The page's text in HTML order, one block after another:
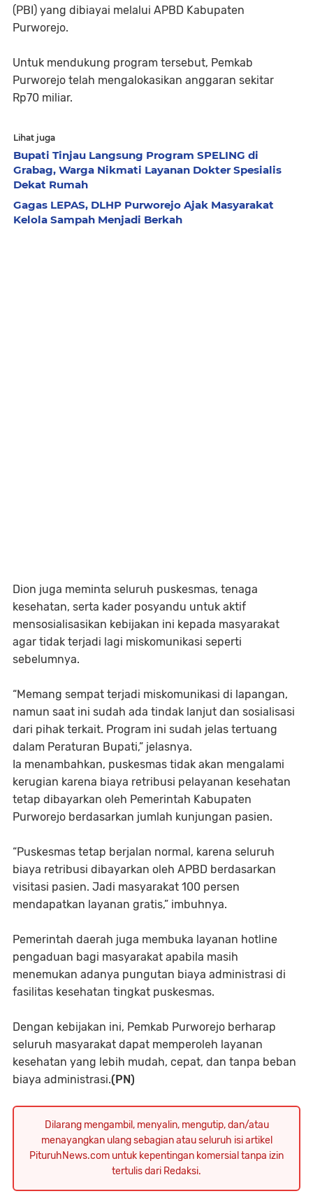
(PBI) yang dibiayai melalui APBD Kabupaten
Purworejo.
Untuk mendukung program tersebut, Pemkab
Purworejo telah mengalokasikan anggaran sekitar
Rp70 miliar.
Lihat juga
Bupati Tinjau Langsung Program SPELING di
Grabag, Warga Nikmati Layanan Dokter Spesialis
Dekat Rumah
Gagas LEPAS, DLHP Purworejo Ajak Masyarakat
Kelola Sampah Menjadi Berkah
Dion juga meminta seluruh puskesmas, tenaga
kesehatan, serta kader posyandu untuk aktif
mensosialisasikan kebijakan ini kepada masyarakat
agar tidak terjadi lagi miskomunikasi seperti
sebelumnya.
“Memang sempat terjadi miskomunikasi di lapangan,
namun saat ini sudah ada tindak lanjut dan sosialisasi
dari pihak terkait. Program ini sudah jelas tertuang
dalam Peraturan Bupati,” jelasnya.
Ia menambahkan, puskesmas tidak akan mengalami
kerugian karena biaya retribusi pelayanan kesehatan
tetap dibayarkan oleh Pemerintah Kabupaten
Purworejo berdasarkan jumlah kunjungan pasien.
“Puskesmas tetap berjalan normal, karena seluruh
biaya retribusi dibayarkan oleh APBD berdasarkan
visitasi pasien. Jadi masyarakat 100 persen
mendapatkan layanan gratis,” imbuhnya.
Pemerintah daerah juga membuka layanan hotline
pengaduan bagi masyarakat apabila masih
menemukan adanya pungutan biaya administrasi di
fasilitas kesehatan tingkat puskesmas.
Dengan kebijakan ini, Pemkab Purworejo berharap
seluruh masyarakat dapat memperoleh layanan
kesehatan yang lebih mudah, cepat, dan tanpa beban
biaya administrasi.(PN)
Dilarang mengambil, menyalin, mengutip, dan/atau
menayangkan ulang sebagian atau seluruh isi artikel
PituruhNews.com untuk kepentingan komersial tanpa izin
tertulis dari Redaksi.